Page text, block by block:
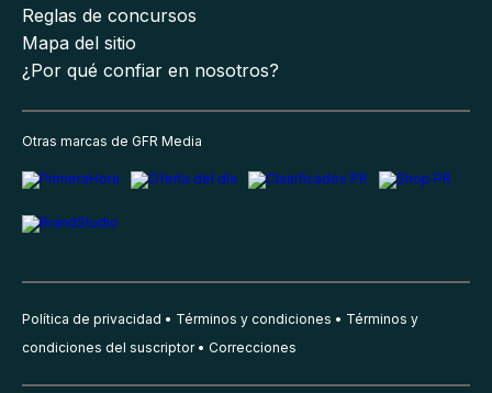
Reglas de concursos
Mapa del sitio
¿Por qué confiar en nosotros?
Otras marcas de GFR Media
Política de privacidad Términos y condiciones
Términos y
condiciones del suscriptor
Correcciones